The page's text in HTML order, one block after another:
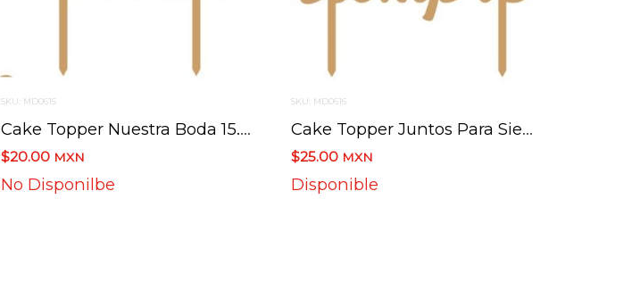
SKU: MD0615
Cake Topper Nuestra Boda 15.5 X 14 Cm
$20.00 MXN
No Disponilbe
SKU: MD0616
Cake Topper Juntos Para Siempre 15 X 14.8 Cm
$25.00 MXN
Disponible